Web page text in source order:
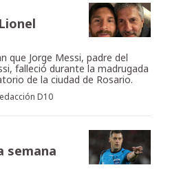
que Jorge Messi, padre del
falleció durante la madrugada
de la ciudad de Rosario.
D10
semana